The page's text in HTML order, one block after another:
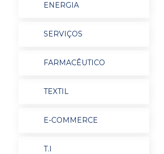
ENERGIA
SERVIÇOS
FARMACÊUTICO
TEXTIL
E-COMMERCE
T.I